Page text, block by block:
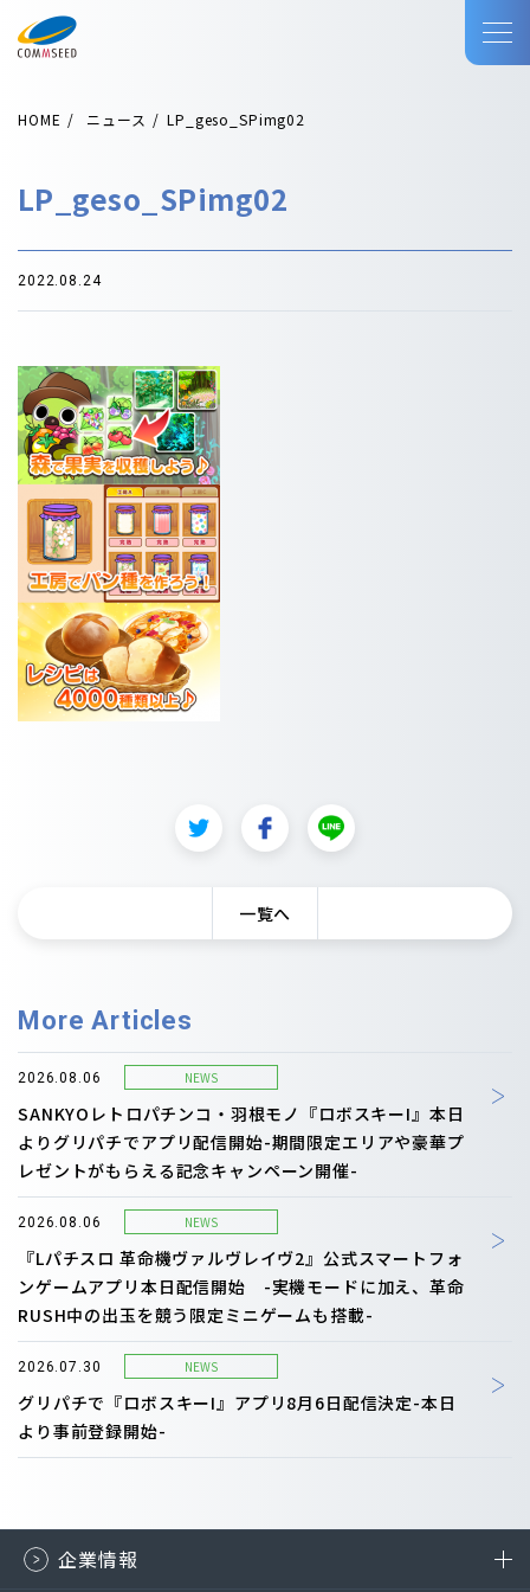
HOME ニュース LP_geso_SPimg02
LP_geso_SPimg02
2022.08.24
一覧へ
More Articles
2026.08.06 NEWS
SANKYOレトロパチンコ・羽根モノ『ロボスキーI』本日
よりグリパチでアプリ配信開始-期間限定エリアや豪華プ
レゼントがもらえる記念キャンペーン開催-
2026.08.06 NEWS
『Lパチスロ 革命機ヴァルヴレイヴ2』公式スマートフォ
ンゲームアプリ本日配信開始 -実機モードに加え、革命
RUSH中の出玉を競う限定ミニゲームも搭載-
2026.07.30 NEWS
グリパチで『ロボスキーI』アプリ8月6日配信決定-本日
より事前登録開始-
企業情報